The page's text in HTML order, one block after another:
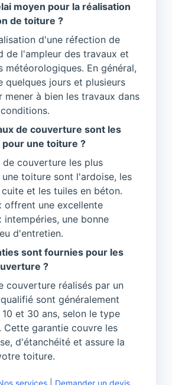
moyen pour la réalisation
de toiture ?
d'une réfection de
de l'ampleur des travaux et
météorologiques. En général,
quelques jours et plusieurs
mener à bien les travaux dans
de couverture sont les
une toiture ?
de couverture les plus
toiture sont l'ardoise, les
et les tuiles en béton.
offrent une excellente
intempéries, une bonne
d'entretien.
sont fournies pour les
?
couverture réalisés par un
sont généralement
et 30 ans, selon le type
Cette garantie couvre les
d'étanchéité et assure la
toiture.
services Demander un devis